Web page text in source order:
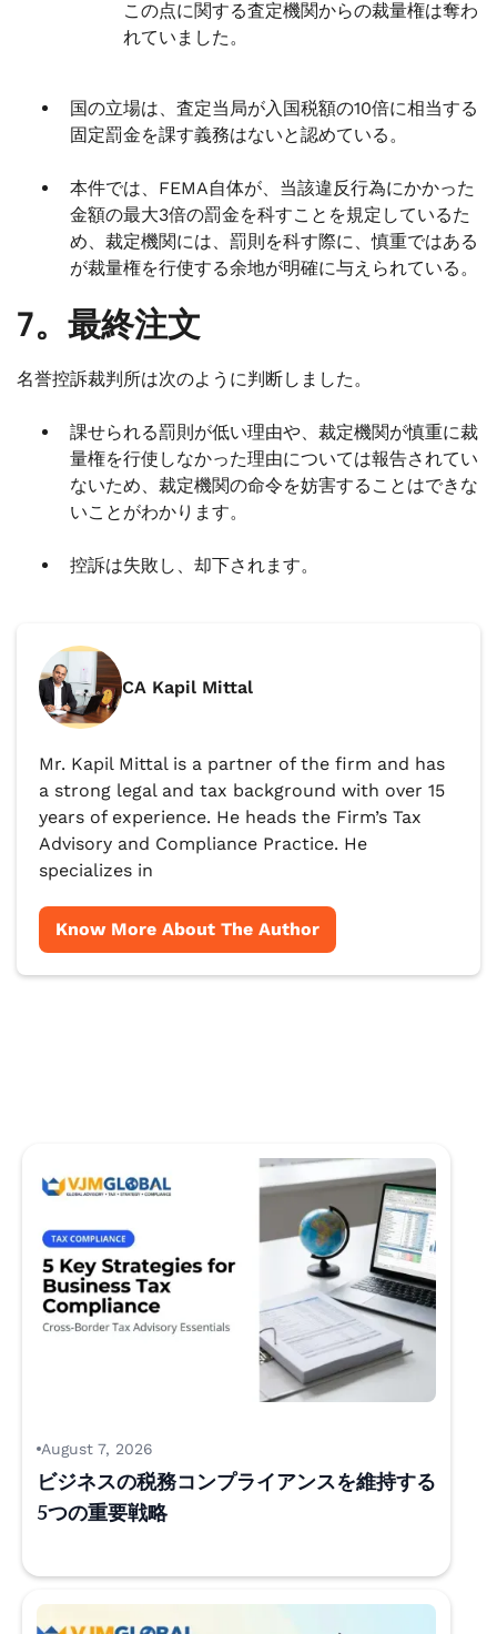
この点に関する査定機関からの裁量権は奪わ
れていました。
国の立場は、査定当局が入国税額の10倍に相当する
固定罰金を課す義務はないと認めている。
本件では、FEMA自体が、当該違反行為にかかった
金額の最大3倍の罰金を科すことを規定しているた
め、裁定機関には、罰則を科す際に、慎重ではある
が裁量権を行使する余地が明確に与えられている。
7。最終注文
名誉控訴裁判所は次のように判断しました。
課せられる罰則が低い理由や、裁定機関が慎重に裁
量権を行使しなかった理由については報告されてい
ないため、裁定機関の命令を妨害することはできな
いことがわかります。
控訴は失敗し、却下されます。
CA Kapil Mittal
Mr. Kapil Mittal is a partner of the firm and has
a strong legal and tax background with over 15
years of experience. He heads the Firm’s Tax
Advisory and Compliance Practice. He
specializes in
Know More About The Author
August 7, 2026
ビジネスの税務コンプライアンスを維持する
5つの重要戦略